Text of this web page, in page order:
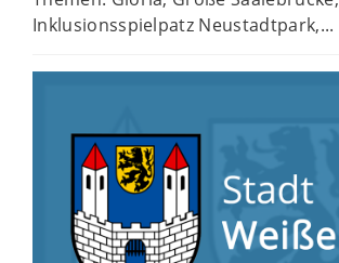
Inklusionsspielpatz Neustadtpark,...